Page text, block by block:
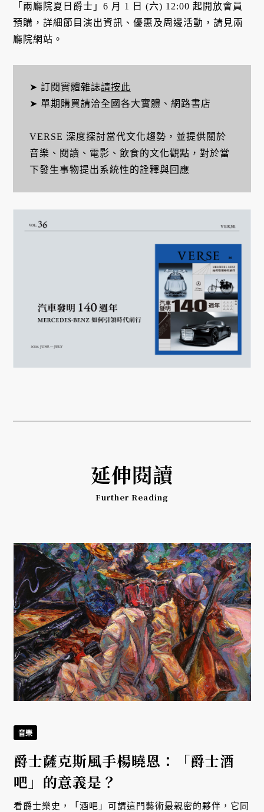
「兩廳院夏日爵士」6 月 1 日 (六) 12:00 起開放會員
預購，詳細節目演出資訊、優惠及周邊活動，請見兩
廳院網站。
➤ 訂閱實體雜誌請按此
➤ 單期購買請洽全國各大實體、網路書店
VERSE 深度探討當代文化趨勢，並提供關於
音樂、閱讀、電影、飲食的文化觀點，對於當
下發生事物提出系統性的詮釋與回應
延伸閱讀
Further Reading
音樂
爵士薩克斯風手楊曉恩：「爵士酒
吧」的意義是？
看爵士樂史，「酒吧」可謂這門藝術最親密的夥伴，它同